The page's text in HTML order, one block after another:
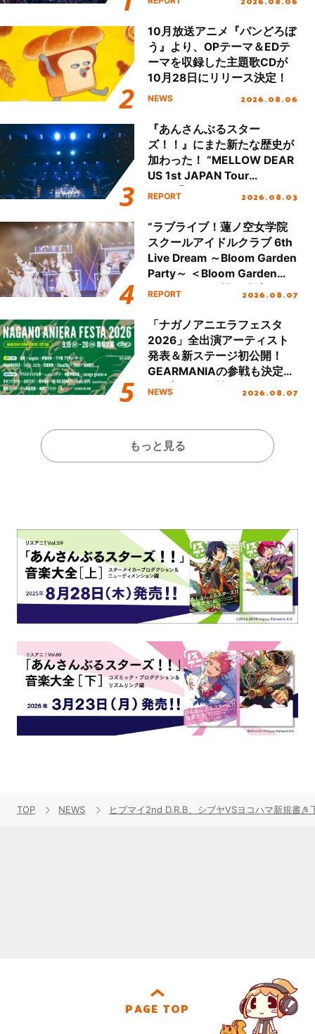
10月放送アニメ『パンどろぼ
う』より、OPテーマ＆EDテ
ーマを収録した主題歌CDが
10月28日にリリース決定！
NEWS 2026.08.06
『あんさんぶるスター
ズ！！』にまた新たな歴史が
加わった！ “MELLOW DEAR
US 1st JAPAN Tour
Final「NICE to meet YOU
ート!!
REPORT 2026.08.03
“ラブライブ！蓮ノ空女学院
スクールアイドルクラブ 6th
Live Dream ～Bloom Garden
Party～ ＜Bloom Garden
Party Stage／埼玉公演＞”
REPORT 2026.08.07
「ナガノアニエラフェスタ
2026」全出演アーティスト
発表＆新ステージ初公開！
GEARMANIAの参戦も決定
し、初となる第3ステージの
NEWS 2026.08.07
もっと見る
TOP NEWS ヒプマイ2nd D.R.B、シブヤVSヨコハマ新規書
PAGE TOP